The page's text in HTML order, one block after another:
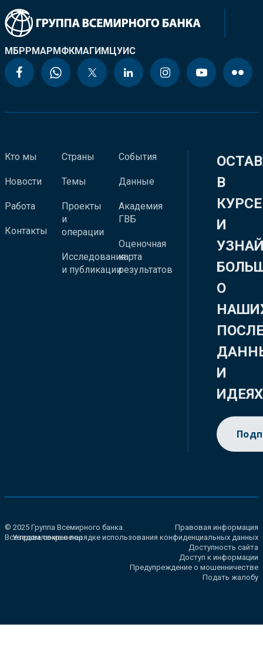
МБРРМАРМФКМАГИМЦУИС
Кто мы
Новости
Работа
Контакты
Страны
Темы
Проекты
и
операции
Исследования
и публикации
События
Данные
Академия
ГВБ
Оценочная
карта
результатов
В
КУРСЕ
И
О
И
ИДЕЯХ
© 2025 Группа Всемирного банка.
Все права сохранены.
Правовая информация
Уведомление о порядке использования конфиденциальных данных
Доступность сайта
Доступ к информации
Предупреждение о мошенничестве
Подать жалобу